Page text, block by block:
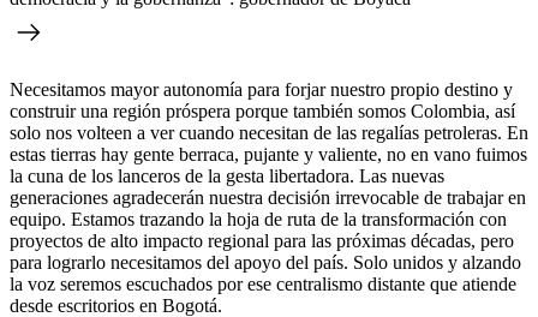
Necesitamos mayor autonomía para forjar nuestro propio destino y
construir una región próspera porque también somos Colombia, así
solo nos volteen a ver cuando necesitan de las regalías petroleras. En
estas tierras hay gente berraca, pujante y valiente, no en vano fuimos
la cuna de los lanceros de la gesta libertadora. Las nuevas
generaciones agradecerán nuestra decisión irrevocable de trabajar en
equipo. Estamos trazando la hoja de ruta de la transformación con
proyectos de alto impacto regional para las próximas décadas, pero
para lograrlo necesitamos del apoyo del país. Solo unidos y alzando
la voz seremos escuchados por ese centralismo distante que atiende
desde escritorios en Bogotá.